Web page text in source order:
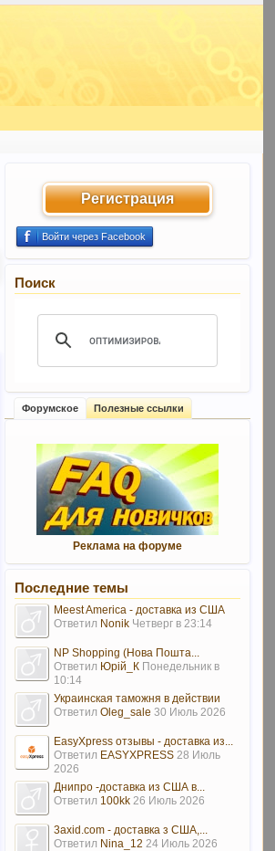
Регистрация
Войти через Facebook
Поиск
Форумское Полезные ссылки
Реклама на форуме
Последние темы
Meest America - доставка из США
Ответил Nonik Четверг в 23:14
NP Shopping (Нова Пошта...
Ответил Юрій_К Понедельник в
10:14
Украинская таможня в действии
Ответил Oleg_sale 30 Июль 2026
EasyXpress отзывы - доставка из...
Ответил EASYXPRESS 28 Июль
2026
Днипро -доставка из США в...
Ответил 100kk 26 Июль 2026
3axid.com - доставка з США,...
Ответил Nina_12 24 Июль 2026